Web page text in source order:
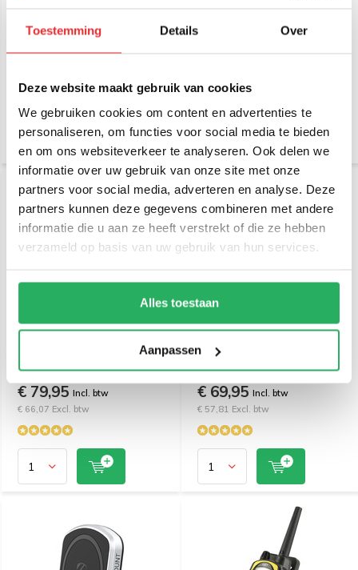
Toestemming Details Over
Deze website maakt gebruik van cookies
We gebruiken cookies om content en advertenties te
personaliseren, om functies voor social media te bieden
en om ons websiteverkeer te analyseren. Ook delen we
informatie over uw gebruik van onze site met onze
partners voor social media, adverteren en analyse. Deze
partners kunnen deze gegevens combineren met andere
informatie die u aan ze heeft verstrekt of die ze hebben
verzameld op basis van uw gebruik van hun services.
Alles toestaan
Aanpassen
klemarm RAP-HOL-
UN10B-201U
€ 45,41 Excl. btw
set RAP-SB-180-UN10U
€ 49,55 Excl. btw
Quad Lock 12V-24V
Charging Head-Hardwire
€ 79,95 Incl. btw
€ 66,07 Excl. btw
RAM Mount Toughball B-
Kogel M8 bout met X-Grip
houder smartphone set
€ 69,95 Incl. btw
€ 57,81 Excl. btw